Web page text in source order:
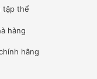
tập thể
hàng
hãng